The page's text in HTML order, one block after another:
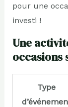
pour une
investi !
Une
occasions
Type